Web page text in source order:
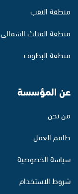
منطقة النقب
منطقة المثلث الشمالي
منطقة البطوف
عن المؤسسة
من نحن
طاقم العمل
سياسة الخصوصية
شروط الاستخدام